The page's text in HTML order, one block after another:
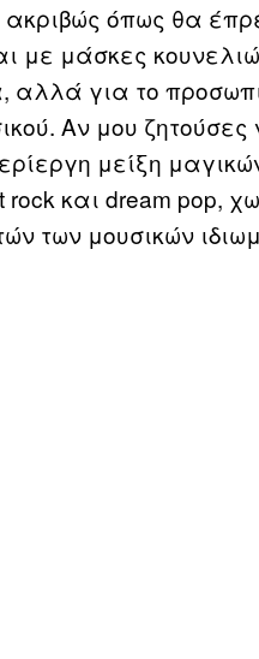
ακριβώς όπως θα
με μάσκες
αλλά για το
Αν μου
μείξη
rock και dream pop,
των μουσικών